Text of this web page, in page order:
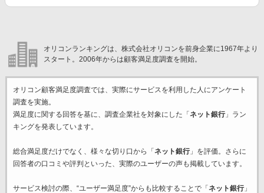
オリコンランキングは、株式会社オリコンを前身企業に1967年より
スタート。2006年からは顧客満足度調査を開始。
オリコン顧客満足度調査では、実際にサービスを利用した 人にアンケート
調査を実施。
満足度に関する回答を基に、調査企業社を対象にした「 ネット銀行」ラン
キングを発表しています。
総合満足度だけでなく、様々な切り口から「 ネット銀行」を評価。さらに
回答者の口コミや評判といった、実際のユーザーの声も掲載しています。
サービス検討の際、“ユーザー満足度”からも比較することで「 ネット銀行」